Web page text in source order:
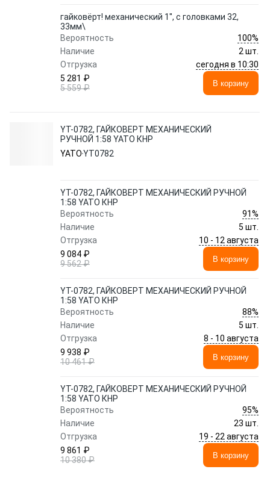
гайковёрт! механический 1'', с головками 32,
33мм\
Вероятность
100%
Наличие
2 шт.
Отгрузка
сегодня в 10:30
5 281 ₽
5 559 ₽
В корзину
YT-0782, ГАЙКОВЕРТ МЕХАНИЧЕСКИЙ
РУЧНОЙ 1:58 YATO КНР
YATOYT0782
YT-0782, ГАЙКОВЕРТ МЕХАНИЧЕСКИЙ РУЧНОЙ
1:58 YATO КНР
Вероятность
91%
Наличие
5 шт.
Отгрузка
10 - 12 августа
9 084 ₽
9 562 ₽
В корзину
YT-0782, ГАЙКОВЕРТ МЕХАНИЧЕСКИЙ РУЧНОЙ
1:58 YATO КНР
Вероятность
88%
Наличие
5 шт.
Отгрузка
8 - 10 августа
9 938 ₽
10 461 ₽
В корзину
YT-0782, ГАЙКОВЕРТ МЕХАНИЧЕСКИЙ РУЧНОЙ
1:58 YATO КНР
Вероятность
95%
Наличие
23 шт.
Отгрузка
19 - 22 августа
9 861 ₽
10 380 ₽
В корзину